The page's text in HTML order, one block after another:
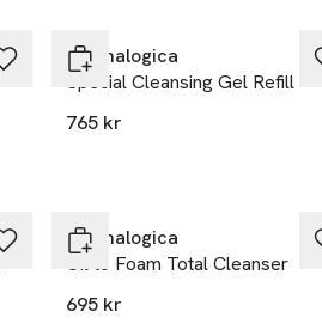
Dermalogica
Special Cleansing Gel Refill
765 kr
Dermalogica
Oil to Foam Total Cleanser
695 kr